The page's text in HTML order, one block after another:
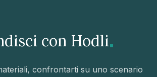
con Hodli .
confrontarti su uno scenario